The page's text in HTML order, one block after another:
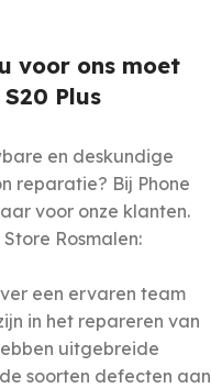
voor ons moet
Plus
en deskundige
reparatie? Bij Phone
voor onze klanten.
Rosmalen:
een ervaren team
in het repareren van
uitgebreide
soorten defecten aan